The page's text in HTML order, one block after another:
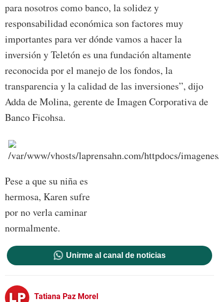
para nosotros como banco, la solidez y
responsabilidad económica son factores muy
importantes para ver dónde vamos a hacer la
inversión y Teletón es una fundación altamente
reconocida por el manejo de los fondos, la
transparencia y la calidad de las inversiones”, dijo
Adda de Molina, gerente de Imagen Corporativa de
Banco Ficohsa.
Pese a que su niña es
hermosa, Karen sufre
por no verla caminar
normalmente.
Unirme al canal de noticias
Tatiana Paz Morel